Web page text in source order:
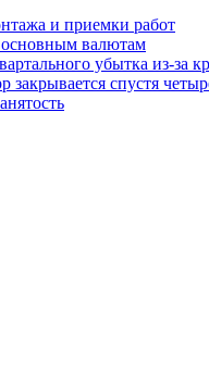
и приемки работ
основным валютам
убытка из-за
закрывается спустя